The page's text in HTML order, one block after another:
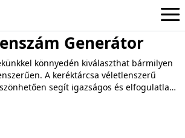
Bejelentkezés / Regisztráció
Generátor
könnyedén kiválaszthat bármilyen
A keréktárcsa véletlenszerű
segít igazságos és elfogulatlan